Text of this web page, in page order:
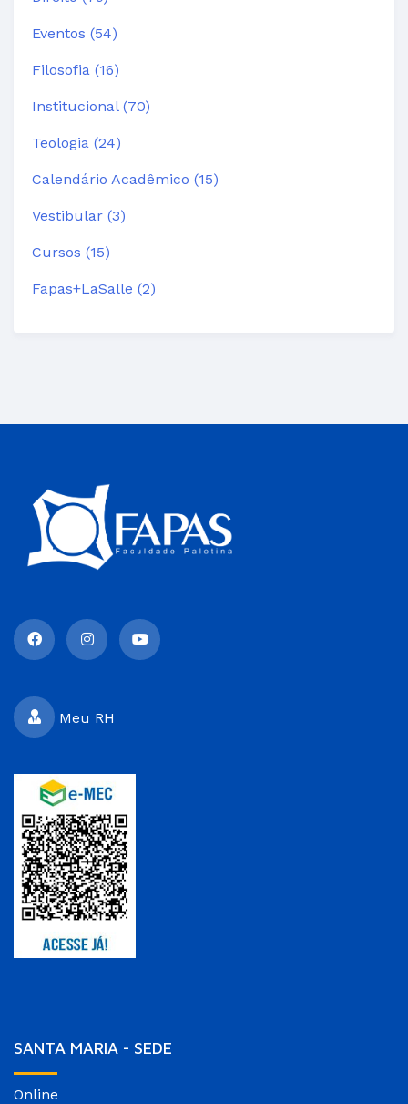
Eventos (54)
Filosofia (16)
Institucional (70)
Teologia (24)
Calendário Acadêmico (15)
Vestibular (3)
Cursos (15)
Fapas+LaSalle (2)
Meu RH
SANTA MARIA - SEDE
Online